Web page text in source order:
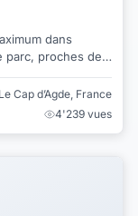
dans
parc, proches des
Le Cap d’Agde, France
4'239 vues